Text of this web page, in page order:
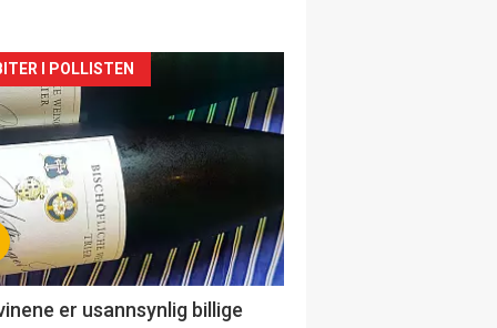
I POLLISTEN
er usannsynlig billige